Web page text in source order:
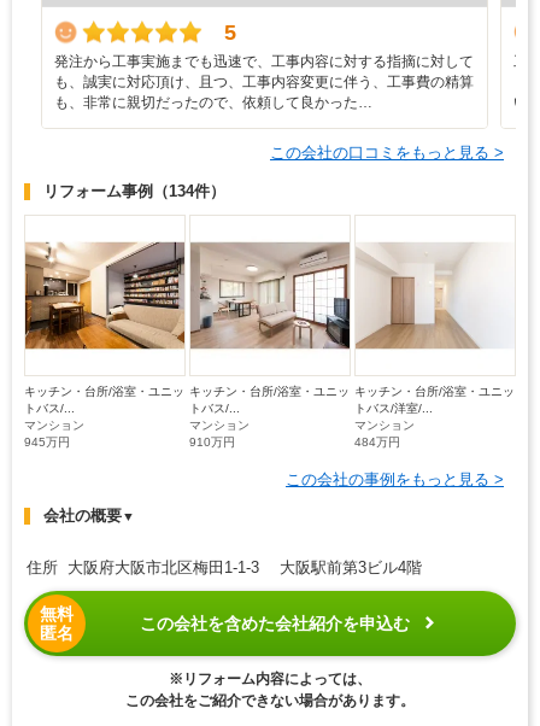
5
発注から工事実施までも迅速で、工事内容に対する指摘に対して
も、誠実に対応頂け、且つ、工事内容変更に伴う、工事費の精算
も、非常に親切だったので、依頼して良かった…
工
い
この会社の口コミをもっと見る >
リフォーム事例 （134件）
キッチン・台所/浴室・ユニッ
トバス/...
マンション
945万円
キッチン・台所/浴室・ユニッ
トバス/...
マンション
910万円
キッチン・台所/浴室・ユニッ
トバス/洋室/...
マンション
484万円
この会社の事例をもっと見る >
会社の概要▼
住所 大阪府大阪市北区梅田1-1-3 大阪駅前第3ビル4階
無料
匿名
この会社を含めた会社紹介を申込む
※リフォーム内容によっては、
この会社をご紹介できない場合があります。